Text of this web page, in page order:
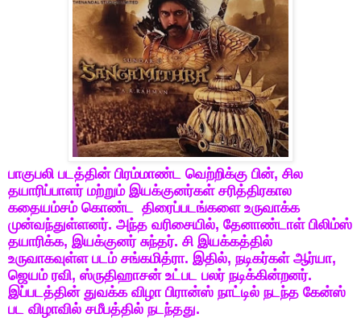
பாகுபலி படத்தின் பிரம்மாண்ட வெற்றிக்கு பின், சில
தயாரிப்பாளர் மற்றும் இயக்குனர்கள் சரித்திரகால
கதையம்சம் கொண்ட திரைப்படங்களை உருவாக்க
முன்வந்துள்ளனர். அந்த வரிசையில், தேனாண்டாள் பிலிம்ஸ்
தயாரிக்க, இயக்குனர் சுந்தர். சி இயக்கத்தில்
உருவாகவுள்ள படம் சங்கமித்ரா. இதில், நடிகர்கள் ஆர்யா,
ஜெயம் ரவி, ஸ்ருதிஹாசன் உட்பட பலர் நடிக்கின்றனர்.
இப்படத்தின் துவக்க விழா பிரான்ஸ் நாட்டில் நடந்த கேன்ஸ்
பட விழாவில் சமீபத்தில் நடந்தது.